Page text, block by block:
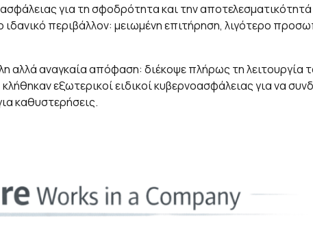
για τη σφοδρότητα και την αποτελεσματικότητά
περιβάλλον: μειωμένη επιτήρηση, λιγότερο
αναγκαία απόφαση: διέκοψε πλήρως τη λειτουργία
εξωτερικοί ειδικοί κυβερνοασφάλειας για να
καθυστερήσεις.